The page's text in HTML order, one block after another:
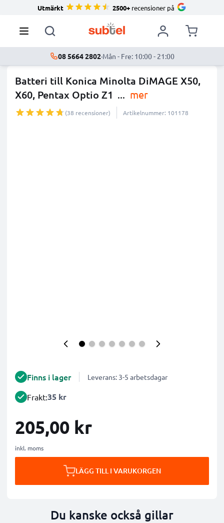
Utmärkt 2500+ recensioner på
08 5664 2802·Mån - Fre: 10:00 - 21:00
Batteri till Konica Minolta DiMAGE X50,
X60, Pentax Optio Z1 ... mer
(38 recensioner) Artikelnummer: 101178
Finns i lager Leverans: 3-5 arbetsdagar
Frakt:35 kr
205,00 kr
inkl. moms
LÄGG TILL I VARUKORGEN
Du kanske också gillar